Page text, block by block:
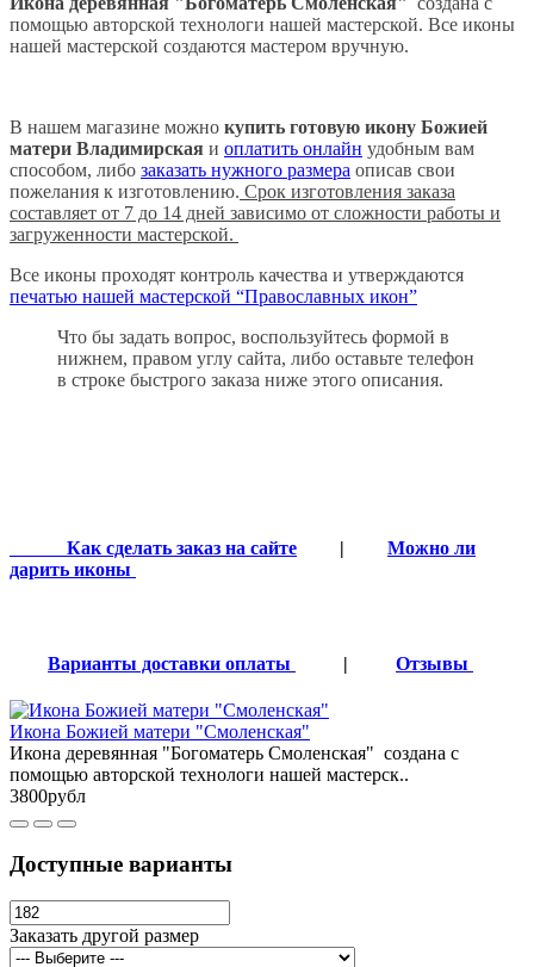
помощью авторской технологи нашей мастерской. Все иконы
нашей мастерской создаются мастером вручную.
В нашем магазине можно купить готовую икону Божией
матери Владимирская и оплатить онлайн удобным вам
способом, либо заказать нужного размера описав свои
пожелания к изготовлению. Срок изготовления заказа
составляет от 7 до 14 дней зависимо от сложности работы и
загруженности мастерской.
Все иконы проходят контроль качества и утверждаются
печатью нашей мастерской “Православных икон”
Что бы задать вопрос, воспользуйтесь формой в
нижнем, правом углу сайта, либо оставьте телефон
в строке быстрого заказа ниже этого описания.
Как сделать заказ на сайте | Можно ли
дарить иконы
Варианты доставки оплаты | Отзывы
Икона Божией матери "Смоленская"
Икона деревянная "Богоматерь Смоленская" создана с
помощью авторской технологи нашей мастерск..
3800рубл
Доступные варианты
Заказать другой размер